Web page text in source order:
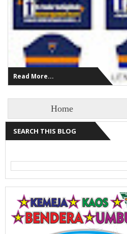
Read More...
Home
SEARCH THIS BLOG